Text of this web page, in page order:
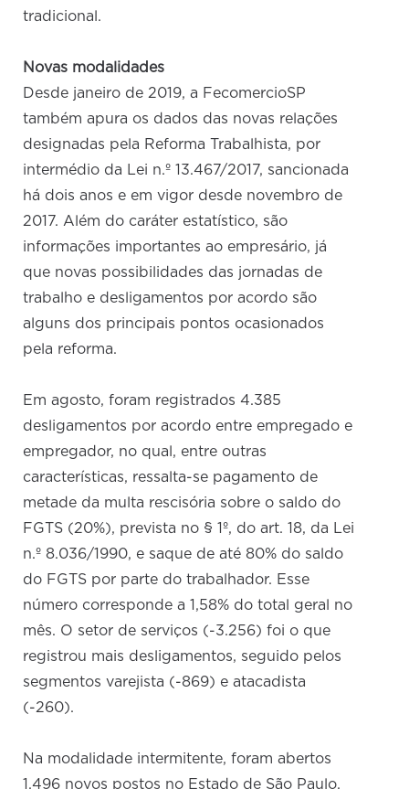
tradicional.
Novas modalidades
Desde janeiro de 2019, a FecomercioSP
também apura os dados das novas relações
designadas pela Reforma Trabalhista, por
intermédio da Lei n.º 13.467/2017, sancionada
há dois anos e em vigor desde novembro de
2017. Além do caráter estatístico, são
informações importantes ao empresário, já
que novas possibilidades das jornadas de
trabalho e desligamentos por acordo são
alguns dos principais pontos ocasionados
pela reforma.
Em agosto, foram registrados 4.385
desligamentos por acordo entre empregado e
empregador, no qual, entre outras
características, ressalta-se pagamento de
metade da multa rescisória sobre o saldo do
FGTS (20%), prevista no § 1º, do art. 18, da Lei
n.º 8.036/1990, e saque de até 80% do saldo
do FGTS por parte do trabalhador. Esse
número corresponde a 1,58% do total geral no
mês. O setor de serviços (-3.256) foi o que
registrou mais desligamentos, seguido pelos
segmentos varejista (-869) e atacadista
(-260).
Na modalidade intermitente, foram abertos
1.496 novos postos no Estado de São Paulo,